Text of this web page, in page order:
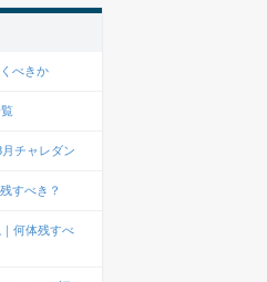
べきか
チャレダン
すべき？
何体残すべ